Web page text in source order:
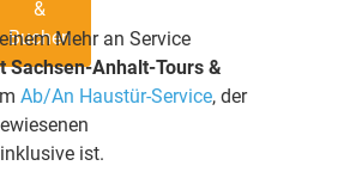
&
BuchenMehr an Service
Sachsen-Anhalt-Tours &
Ab/An Haustür-Service, der
ist.